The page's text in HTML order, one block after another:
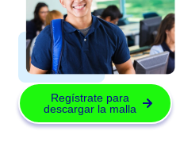
Regístrate para
descargar la malla